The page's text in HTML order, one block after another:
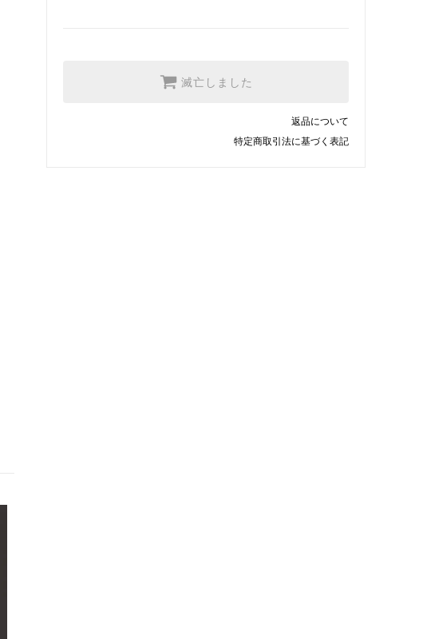
滅亡しました
返品について
特定商取引法に基づく表記